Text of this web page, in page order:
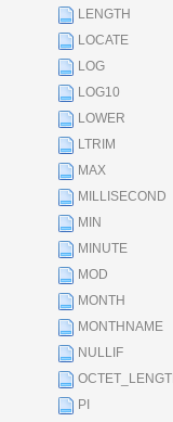
LENGTH
LOCATE
LOG
LOG10
LOWER
LTRIM
MAX
MILLISECOND
MIN
MINUTE
MOD
MONTH
MONTHNAME
NULLIF
PI